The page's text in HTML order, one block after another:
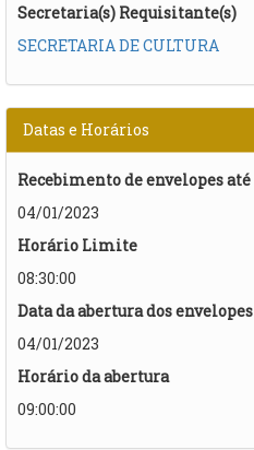
Secretaria(s) Requisitante(s)
SECRETARIA DE CULTURA
Datas e Horários
Recebimento de envelopes até
04/01/2023
Horário Limite
08:30:00
Data da abertura dos envelopes
04/01/2023
Horário da abertura
09:00:00